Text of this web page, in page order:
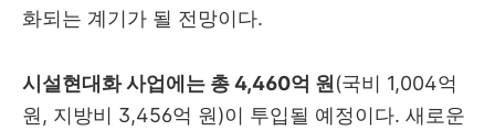
화되는 계기가 될 전망이다.
시설현대화 사업에는 총 4,460억 원 (국비 1,004억
원, 지방비 3,456억 원)이 투입될 예정이다. 새로운